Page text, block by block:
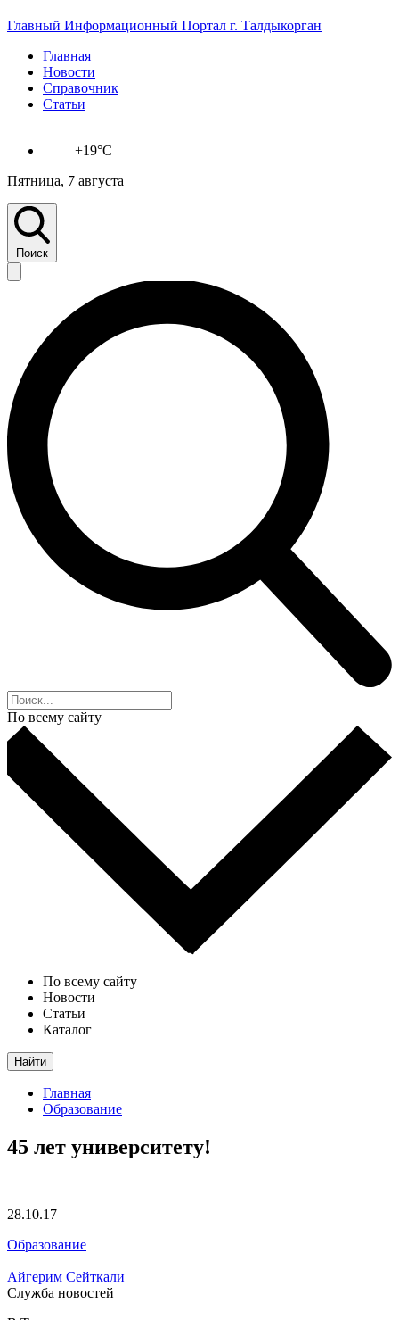
Главный Информационный Портал г. Талдыкорган
Главная
Новости
Справочник
Статьи
+19°C
Пятница, 7 августа
Поиск
По всему сайту
По всему сайту
Новости
Статьи
Каталог
Найти
Главная
Образование
45 лет университету!
28.10.17
Образование
Айгерим Сейткали
Служба новостей